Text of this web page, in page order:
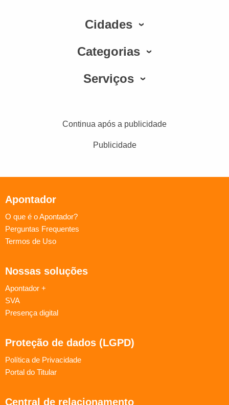
Cidades
Categorias
Serviços
Continua após a publicidade
Publicidade
Apontador
O que é o Apontador?
Perguntas Frequentes
Termos de Uso
Nossas soluções
Apontador +
SVA
Presença digital
Proteção de dados (LGPD)
Política de Privacidade
Portal do Titular
Central de relacionamento